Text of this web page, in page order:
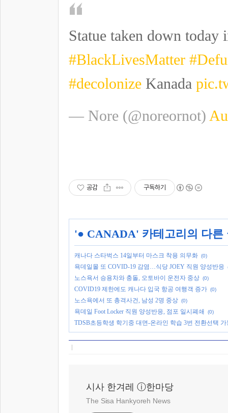
Statue taken down today
#BlackLivesMatter
#decolonize Kanada
— Nore (@noreornot)
공감 구독하기
'● CANADA' 카테고리의 다른
캐나다 스타벅스 14일부터 마스크 착용 의무화 (0)
욕데일몰 또 COVID-19 감염…식당 JOEY 직원 양성반응
노스욕서 승용차와 충돌, 오토바이 운전자 중상 (0)
COVID19 제한에도 캐나다 입국 항공 여행객 증가 (0)
노스욕에서 또 총격사건, 남성 2명 중상 (0)
욕데일 Foot Locker 직원 양성반응, 점포 일시폐쇄 (0)
TDSB초등학생 학기중 대면-온라인 학습 3번 전환선택 가
시사 한겨레 ⓘ한마당
The Sisa Hankyoreh News